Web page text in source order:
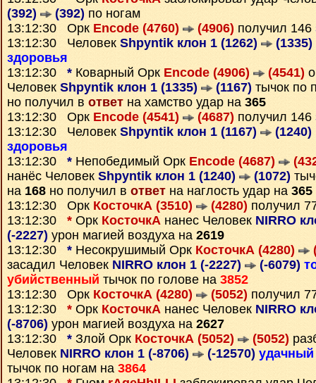
(392)
(392) по ногам
13:12:30 Орк Encode (4760) (4906) получил 146
13:12:30 Человек Shpyntik клон 1 (1262) (1335)
здоровья
13:12:30 * Коварный Орк Encode (4906) (4541)
Человек Shpyntik клон 1 (1335) (1167) тычок по
но получил в ответ на хамство удар на 365
13:12:30 Орк Encode (4541) (4687) получил 146
13:12:30 Человек Shpyntik клон 1 (1167) (1240)
здоровья
13:12:30 * Непобедимый Орк Encode (4687)
нанёс Человек Shpyntik клон 1 (1240) (1072)
на 168 но получил в ответ на наглость удар на 365
13:12:30 Орк КосточкА (3510) (4280) получил
13:12:30 * Орк КосточкА нанес Человек NIRRO
(-2227) урон магией воздуха на 2619
13:12:30 * Несокрушимый Орк КосточкА (4280)
засадил Человек NIRRO клон 1 (-2227) (-6079)
убийственный тычок по голове на 3852
13:12:30 Орк КосточкА (4280) (5052) получил
13:12:30 * Орк КосточкА нанес Человек NIRRO
(-8706) урон магией воздуха на 2627
13:12:30 * Злой Орк КосточкА (5052) (5052)
Человек NIRRO клон 1 (-8706) (-12570) удачный
тычок по ногам на 3864